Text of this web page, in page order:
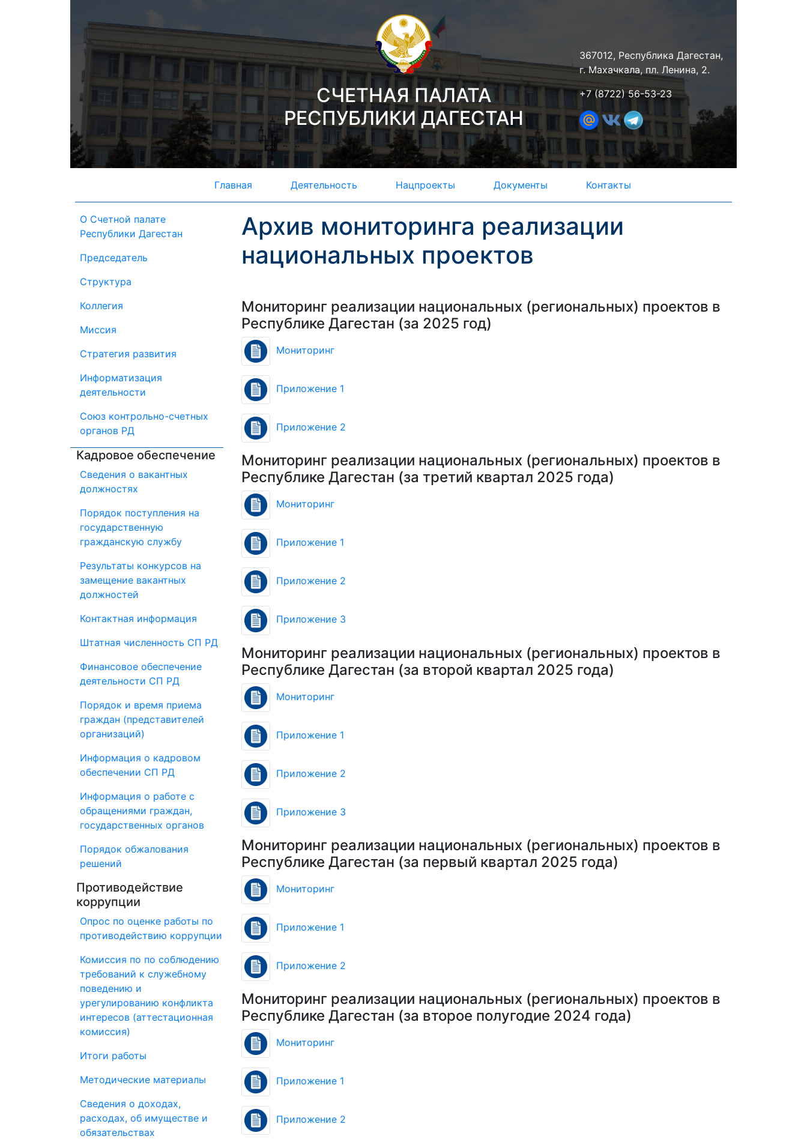
СЧЕТНАЯ ПАЛАТА
РЕСПУБЛИКИ ДАГЕСТАН
367012, Республика Дагестан,
г. Махачкала, пл. Ленина, 2.
+7 (8722) 56-53-23
Главная Деятельность Нацпроекты Документы Контакты
О Счетной палате
Республики Дагестан
Председатель
Структура
Коллегия
Миссия
Стратегия развития
Информатизация
деятельности
Союз контрольно-счетных
органов РД
Кадровое обеспечение
Сведения о вакантных
должностях
Порядок поступления на
государственную
гражданскую службу
Результаты конкурсов на
замещение вакантных
должностей
Контактная информация
Штатная численность СП РД
Финансовое обеспечение
деятельности СП РД
Порядок и время приема
граждан (представителей
организаций)
Информация о кадровом
обеспечении СП РД
Информация о работе с
обращениями граждан,
государственных органов
Порядок обжалования
решений
Противодействие
коррупции
Опрос по оценке работы по
противодействию коррупции
Комиссия по по соблюдению
требований к служебному
поведению и
урегулированию конфликта
интересов (аттестационная
комиссия)
Итоги работы
Методические материалы
Сведения о доходах,
расходах, об имуществе и
обязательствах
Архив мониторинга реализации
национальных проектов
Мониторинг реализации национальных (региональных) проектов в
Республике Дагестан (за 2025 год)
Мониторинг
Приложение 1
Приложение 2
Мониторинг реализации национальных (региональных) проектов в
Республике Дагестан (за третий квартал 2025 года)
Мониторинг
Приложение 1
Приложение 2
Приложение 3
Мониторинг реализации национальных (региональных) проектов в
Республике Дагестан (за второй квартал 2025 года)
Мониторинг
Приложение 1
Приложение 2
Приложение 3
Мониторинг реализации национальных (региональных) проектов в
Республике Дагестан (за первый квартал 2025 года)
Мониторинг
Приложение 1
Приложение 2
Мониторинг реализации национальных (региональных) проектов в
Республике Дагестан (за второе полугодие 2024 года)
Мониторинг
Приложение 1
Приложение 2